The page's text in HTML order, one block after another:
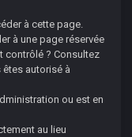
à cette page.
à une page réservée
contrôlé ? Consultez
autorisé à
ou est en
au lieu